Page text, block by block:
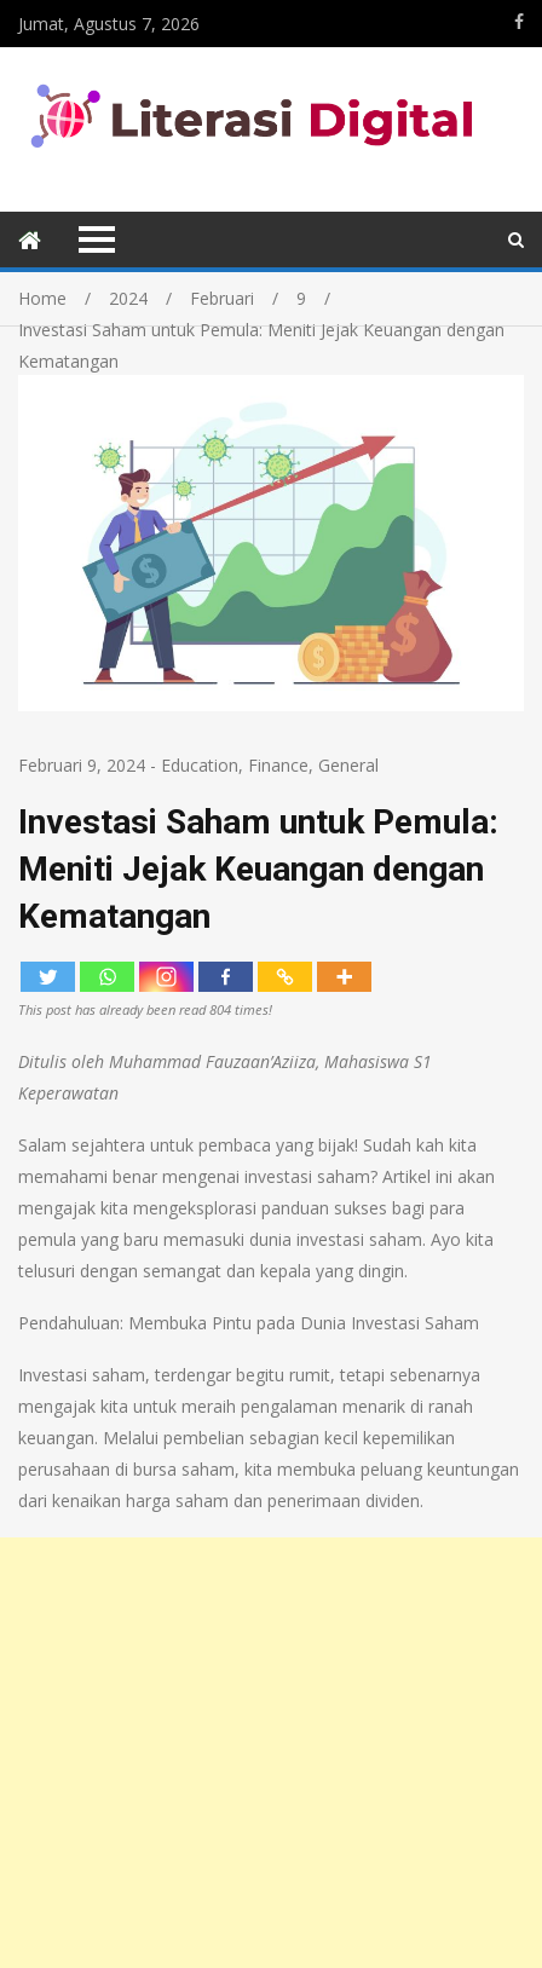
Jumat, Agustus 7, 2026
Home 2024 Februari
9
Investasi Saham untuk Pemula: Meniti Jejak Keuangan dengan
Kematangan
Februari 9, 2024 - Education, Finance, General
Investasi Saham untuk Pemula:
Meniti Jejak Keuangan dengan
Kematangan
This post has already been read 804 times!
Ditulis oleh Muhammad Fauzaan’Aziiza, Mahasiswa S1
Keperawatan
Salam sejahtera untuk pembaca yang bijak! Sudah kah kita
memahami benar mengenai investasi saham? Artikel ini akan
mengajak kita mengeksplorasi panduan sukses bagi para
pemula yang baru memasuki dunia investasi saham. Ayo kita
telusuri dengan semangat dan kepala yang dingin.
Pendahuluan: Membuka Pintu pada Dunia Investasi Saham
Investasi saham, terdengar begitu rumit, tetapi sebenarnya
mengajak kita untuk meraih pengalaman menarik di ranah
keuangan. Melalui pembelian sebagian kecil kepemilikan
perusahaan di bursa saham, kita membuka peluang keuntungan
dari kenaikan harga saham dan penerimaan dividen.